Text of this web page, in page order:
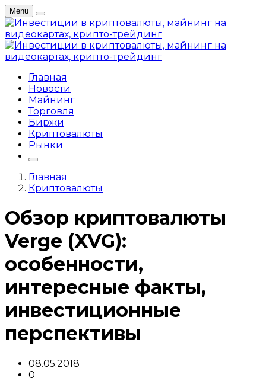
Menu
Главная
Новости
Майнинг
Торговля
Биржи
Криптовалюты
Рынки
Главная
Криптовалюты
Обзор криптовалюты
Verge (XVG):
особенности,
интересные факты,
инвестиционные
перспективы
08.05.2018
0